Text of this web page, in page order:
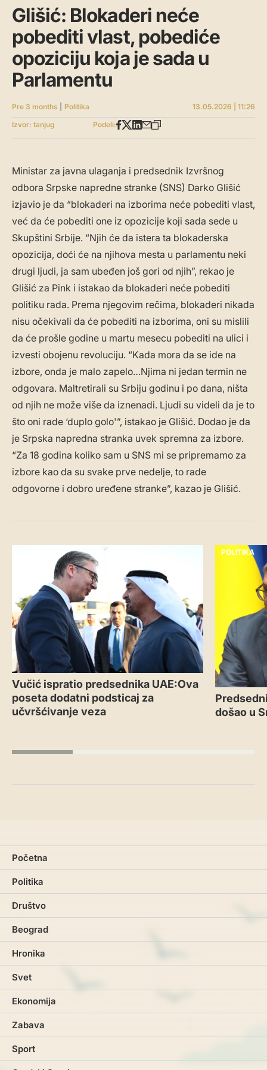
Glišić: Blokaderi neće
pobediti vlast, pobediće
opoziciju koja je sada u
Parlamentu
Pre 3 months Politika
13.05.2026 | 11:26
Izvor: tanjug
Podeli:
Ministar za javna ulaganja i predsednik Izvršnog
odbora Srpske napredne stranke (SNS) Darko Glišić
izjavio je da “blokaderi na izborima neće pobediti vlast,
već da će pobediti one iz opozicije koji sada sede u
Skupštini Srbije. “Njih će da istera ta blokaderska
opozicija, doći će na njihova mesta u parlamentu neki
drugi ljudi, ja sam ubeđen još gori od njih”, rekao je
Glišić za Pink i istakao da blokaderi neće pobediti
politiku rada. Prema njegovim rečima, blokaderi nikada
nisu očekivali da će pobediti na izborima, oni su mislili
da će prošle godine u martu mesecu pobediti na ulici i
izvesti obojenu revoluciju. “Kada mora da se ide na
izbore, onda je malo zapelo…Njima ni jedan termin ne
odgovara. Maltretirali su Srbiju godinu i po dana, ništa
od njih ne može više da iznenadi. Ljudi su videli da je to
što oni rade ‘duplo golo'”, istakao je Glišić. Dodao je da
je Srpska napredna stranka uvek spremna za izbore.
“Za 18 godina koliko sam u SNS mi se pripremamo za
izbore kao da su svake prve nedelje, to rade
odgovorne i dobro uređene stranke”, kazao je Glišić.
Vučić ispratio predsednika UAE:Ova
poseta dodatni podsticaj za
učvršćivanje veza
POLITIKA
došao u
Početna
Politika
Društvo
Beograd
Hronika
Svet
Ekonomija
Zabava
Sport